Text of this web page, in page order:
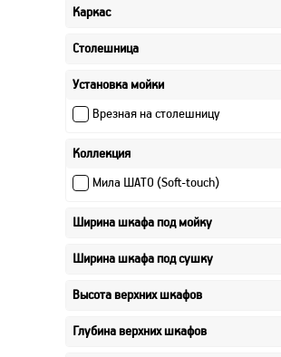
280 см
80 см
Каркас
Столешница
Установка мойки
Врезная на столешницу
Коллекция
Мила ШАТО (Soft-touch)
Ширина шкафа под мойку
Ширина шкафа под сушку
Высота верхних шкафов
Глубина верхних шкафов